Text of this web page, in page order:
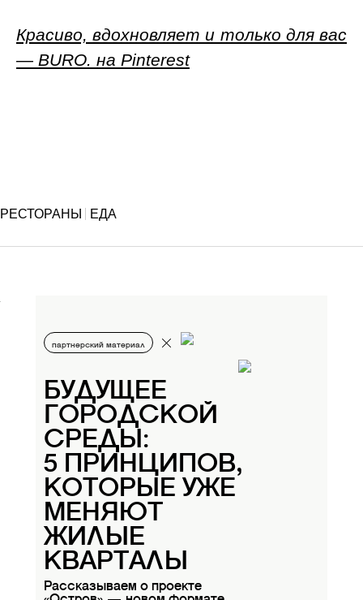
Красиво, вдохновляет и только для вас
— BURO. на Pinterest
РЕСТОРАНЫ ЕДА
партнерский материал
БУДУЩЕЕ
ГОРОДСКОЙ
СРЕДЫ:
5 ПРИНЦИПОВ,
КОТОРЫЕ УЖЕ
МЕНЯЮТ
ЖИЛЫЕ
КВАРТАЛЫ
Рассказываем о проекте